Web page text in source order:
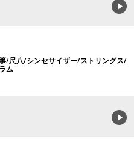
/尺八/シンセサイザー/ストリングス/
ム